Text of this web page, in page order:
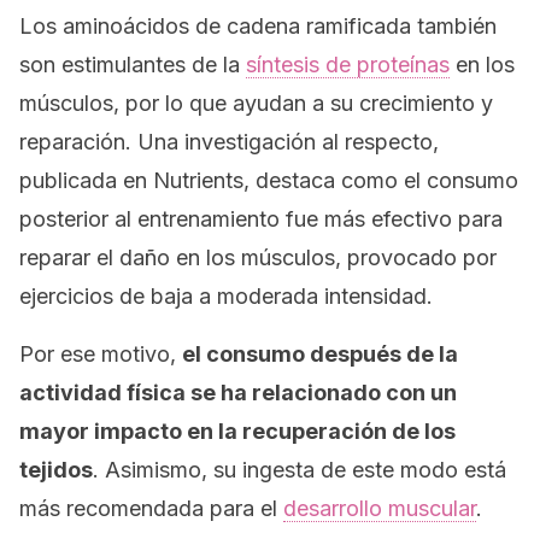
Los aminoácidos de cadena ramificada también
son estimulantes de la síntesis de proteínas en los
músculos, por lo que ayudan a su crecimiento y
reparación. Una investigación al respecto,
publicada en Nutrients, destaca como el consumo
posterior al entrenamiento fue más efectivo para
reparar el daño en los músculos, provocado por
ejercicios de baja a moderada intensidad.
Por ese motivo, el consumo después de la
actividad física se ha relacionado con un
mayor impacto en la recuperación de los
tejidos. Asimismo, su ingesta de este modo está
más recomendada para el desarrollo muscular.